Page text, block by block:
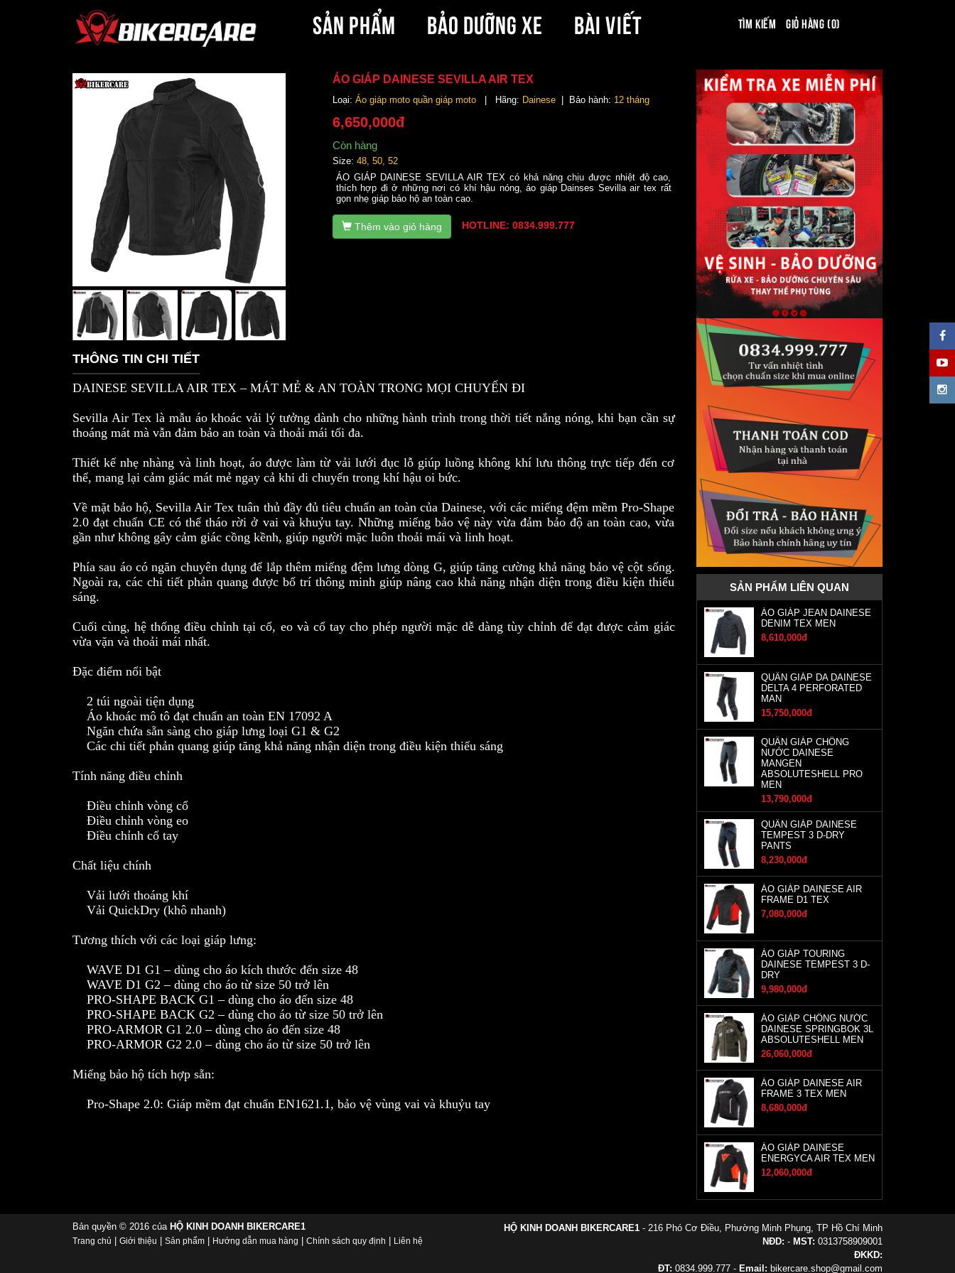
SẢN PHẨM BẢO DƯỠNG XE BÀI VIẾT Tìm kiếm Giỏ hàng (0)
ÁO GIÁP DAINESE SEVILLA AIR TEX
Loại: Áo giáp moto quần giáp moto| Hãng: Dainese| Bảo hành: 12 tháng
6,650,000đ
Còn hàng
Size: 48, 50, 52
ÁO GIÁP DAINESE SEVILLA AIR TEX có khả năng chịu được nhiệt độ cao,
thích hợp đi ở những nơi có khí hậu nóng, áo giáp Dainses Sevilla air tex rất
gọn nhẹ giáp bảo hộ an toàn cao.
Thêm vào giỏ hàng HOTLINE: 0834.999.777
THÔNG TIN CHI TIẾT
DAINESE SEVILLA AIR TEX – MÁT MẺ & AN TOÀN TRONG MỌI CHUYẾN ĐI
Sevilla Air Tex là mẫu áo khoác vải lý tưởng dành cho những hành trình trong thời tiết nắng nóng, khi bạn cần sự
thoáng mát mà vẫn đảm bảo an toàn và thoải mái tối đa.
Thiết kế nhẹ nhàng và linh hoạt, áo được làm từ vải lưới đục lỗ giúp luồng không khí lưu thông trực tiếp đến cơ
thể, mang lại cảm giác mát mẻ ngay cả khi di chuyển trong khí hậu oi bức.
Về mặt bảo hộ, Sevilla Air Tex tuân thủ đầy đủ tiêu chuẩn an toàn của Dainese, với các miếng đệm mềm Pro-Shape
2.0 đạt chuẩn CE có thể tháo rời ở vai và khuỷu tay. Những miếng bảo vệ này vừa đảm bảo độ an toàn cao, vừa
gần như không gây cảm giác cồng kềnh, giúp người mặc luôn thoải mái và linh hoạt.
Phía sau áo có ngăn chuyên dụng để lắp thêm miếng đệm lưng dòng G, giúp tăng cường khả năng bảo vệ cột sống.
Ngoài ra, các chi tiết phản quang được bố trí thông minh giúp nâng cao khả năng nhận diện trong điều kiện thiếu
sáng.
Cuối cùng, hệ thống điều chỉnh tại cổ, eo và cổ tay cho phép người mặc dễ dàng tùy chỉnh để đạt được cảm giác
vừa vặn và thoải mái nhất.
Đặc điểm nổi bật
2 túi ngoài tiện dụng
Áo khoác mô tô đạt chuẩn an toàn EN 17092 A
Ngăn chứa sẵn sàng cho giáp lưng loại G1 & G2
Các chi tiết phản quang giúp tăng khả năng nhận diện trong điều kiện thiếu sáng
Tính năng điều chỉnh
Điều chỉnh vòng cổ
Điều chỉnh vòng eo
Điều chỉnh cổ tay
Chất liệu chính
Vải lưới thoáng khí
Vải QuickDry (khô nhanh)
Tương thích với các loại giáp lưng:
WAVE D1 G1 – dùng cho áo kích thước đến size 48
WAVE D1 G2 – dùng cho áo từ size 50 trở lên
PRO-SHAPE BACK G1 – dùng cho áo đến size 48
PRO-SHAPE BACK G2 – dùng cho áo từ size 50 trở lên
PRO-ARMOR G1 2.0 – dùng cho áo đến size 48
PRO-ARMOR G2 2.0 – dùng cho áo từ size 50 trở lên
Miếng bảo hộ tích hợp sẵn:
Pro-Shape 2.0: Giáp mềm đạt chuẩn EN1621.1, bảo vệ vùng vai và khuỷu tay
SẢN PHẨM LIÊN QUAN
ÁO GIÁP JEAN DAINESE
DENIM TEX MEN
8,610,000đ
QUẦN GIÁP DA DAINESE
DELTA 4 PERFORATED
MAN
15,750,000đ
QUẦN GIÁP CHỐNG
NƯỚC DAINESE
MANGEN
ABSOLUTESHELL PRO
MEN
13,790,000đ
QUẦN GIÁP DAINESE
TEMPEST 3 D-DRY
PANTS
8,230,000đ
ÁO GIÁP DAINESE AIR
FRAME D1 TEX
7,080,000đ
ÁO GIÁP TOURING
DAINESE TEMPEST 3 D-
DRY
9,980,000đ
ÁO GIÁP CHỐNG NƯỚC
DAINESE SPRINGBOK 3L
ABSOLUTESHELL MEN
26,060,000đ
ÁO GIÁP DAINESE AIR
FRAME 3 TEX MEN
8,680,000đ
ÁO GIÁP DAINESE
ENERGYCA AIR TEX MEN
12,060,000đ
Bản quyền © 2016 của HỘ KINH DOANH BIKERCARE1
Trang chủ Giới thiệu Sản phẩm Hướng dẫn mua hàng Chính sách quy định Liên hệ
HỘ KINH DOANH BIKERCARE1 - 216 Phó Cơ Điều, Phường Minh Phụng, TP Hồ Chí Minh
NĐD: - MST: 0313758909001
ĐKKD:
ĐT: 0834.999.777 - Email: bikercare.shop@gmail.com